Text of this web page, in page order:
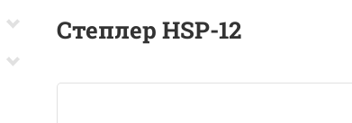
Степлер HSP-12